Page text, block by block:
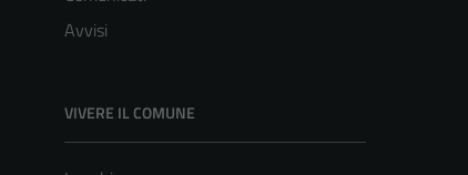
Avvisi
VIVERE IL COMUNE